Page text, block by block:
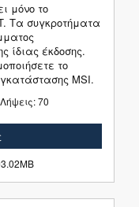
μόνο το
Τα συγκροτήματα
ίδιας έκδοσης.
το
MSI.
Λήψεις:70